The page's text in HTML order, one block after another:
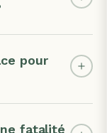
pour
fatalité